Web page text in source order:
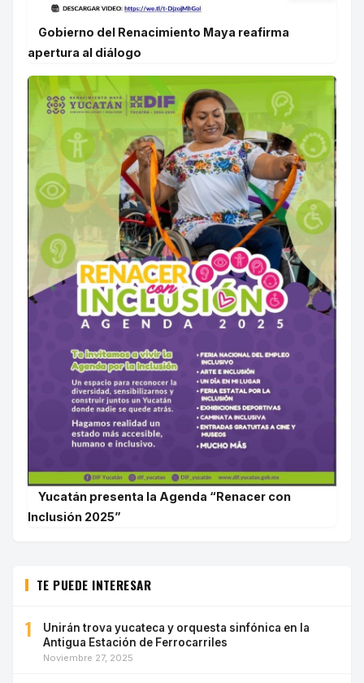
Gobierno del Renacimiento Maya reafirma
apertura al diálogo
Yucatán presenta la Agenda “Renacer con
Inclusión 2025”
TE PUEDE INTERESAR
1
Unirán trova yucateca y orquesta sinfónica en la
Antigua Estación de Ferrocarriles
Noviembre 27, 2025